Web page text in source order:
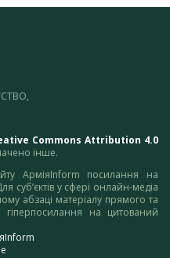
Commons Attribution 4.0
інше.
АрміяInform посилання на
суб’єктів у сфері онлайн-медіа
абзаці матеріалу прямого та
гіперпосилання на цитований